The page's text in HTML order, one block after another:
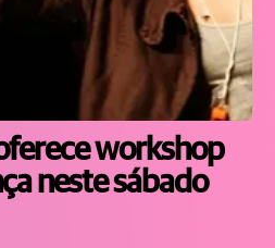
workshop
neste sábado